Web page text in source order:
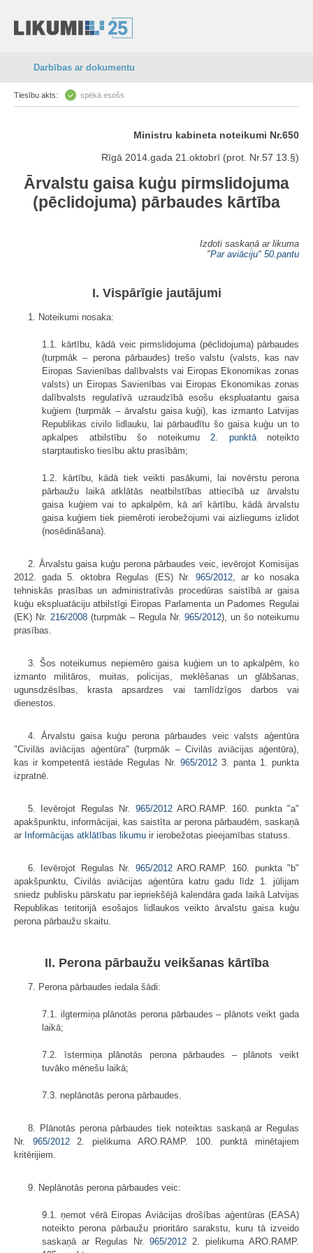
Darbības ar dokumentu
Tiesību akts: spēkā esošs
Ministru kabineta noteikumi Nr.650
Rīgā 2014.gada 21.oktobrī (prot. Nr.57 13.§)
Ārvalstu gaisa kuģu pirmslidojuma
(pēclidojuma) pārbaudes kārtība
Izdoti saskaņā ar likuma
"Par aviāciju" 50.pantu
I. Vispārīgie jautājumi
1. Noteikumi nosaka:
1.1. kārtību, kādā veic pirmslidojuma (pēclidojuma) pārbaudes
(turpmāk – perona pārbaudes) trešo valstu (valsts, kas nav
Eiropas Savienības dalībvalsts vai Eiropas Ekonomikas zonas
valsts) un Eiropas Savienības vai Eiropas Ekonomikas zonas
dalībvalsts regulatīvā uzraudzībā esošu ekspluatantu gaisa
kuģiem (turpmāk – ārvalstu gaisa kuģi), kas izmanto Latvijas
Republikas civilo lidlauku, lai pārbaudītu šo gaisa kuģu un to
apkalpes atbilstību šo noteikumu 2. punktānoteikto
starptautisko tiesību aktu prasībām;
1.2. kārtību, kādā tiek veikti pasākumi, lai novērstu perona
pārbaužu laikā atklātās neatbilstības attiecībā uz ārvalstu
gaisa kuģiem vai to apkalpēm, kā arī kārtību, kādā ārvalstu
gaisa kuģiem tiek piemēroti ierobežojumi vai aizliegums izlidot
(nosēdināšana).
2. Ārvalstu gaisa kuģu perona pārbaudes veic, ievērojot Komisijas
2012. gada 5. oktobra Regulas (ES) Nr. 965/2012, ar ko nosaka
tehniskās prasības un administratīvās procedūras saistībā ar gaisa
kuģu ekspluatāciju atbilstīgi Eiropas Parlamenta un Padomes Regulai
(EK) Nr. 216/2008 (turpmāk – Regula Nr. 965/2012), un šo noteikumu
prasības.
3. Šos noteikumus nepiemēro gaisa kuģiem un to apkalpēm, ko
izmanto militāros, muitas, policijas, meklēšanas un glābšanas,
ugunsdzēsības, krasta apsardzes vai tamlīdzīgos darbos vai
dienestos.
4. Ārvalstu gaisa kuģu perona pārbaudes veic valsts aģentūra
"Civilās aviācijas aģentūra" (turpmāk – Civilās aviācijas aģentūra),
kas ir kompetentā iestāde Regulas Nr. 965/20123. panta 1. punkta
izpratnē.
5. Ievērojot Regulas Nr. 965/2012ARO.RAMP. 160. punkta "a"
apakšpunktu, informācijai, kas saistīta ar perona pārbaudēm, saskaņā
ar Informācijas atklātības likumu ir ierobežotas pieejamības statuss.
6. Ievērojot Regulas Nr. 965/2012ARO.RAMP. 160. punkta "b"
apakšpunktu, Civilās aviācijas aģentūra katru gadu līdz 1. jūlijam
sniedz publisku pārskatu par iepriekšējā kalendāra gada laikā Latvijas
Republikas teritorijā esošajos lidlaukos veikto ārvalstu gaisa kuģu
perona pārbaužu skaitu.
II. Perona pārbaužu veikšanas kārtība
7. Perona pārbaudes iedala šādi:
7.1. ilgtermiņa plānotās perona pārbaudes – plānots veikt gada
laikā;
7.2. īstermiņa plānotās perona pārbaudes – plānots veikt
tuvāko mēnešu laikā;
7.3. neplānotās perona pārbaudes.
8. Plānotās perona pārbaudes tiek noteiktas saskaņā ar Regulas
Nr. 965/20122. pielikuma ARO.RAMP. 100. punktā minētajiem
kritērijiem.
9. Neplānotās perona pārbaudes veic:
9.1. ņemot vērā Eiropas Aviācijas drošības aģentūras (EASA)
noteikto perona pārbaužu prioritāro sarakstu, kuru tā izveido
saskaņā ar Regulas Nr.965/2012 2. pielikuma ARO.RAMP.